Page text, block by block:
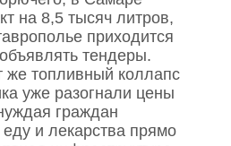
на 8,5 тысяч литров,
приходится
тендеры.
же топливный коллапс
уже разогнали цены
граждан
и лекарства прямо